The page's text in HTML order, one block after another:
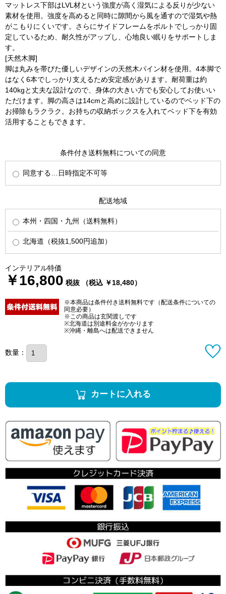
マットレス下部はLVL材という強度が高く湿気による反りが少ない
素材を使用。強度を高めると同時に隙間から風を通すので湿気や熱
がこもりにくいです。さらにサイドフレームをボルトでしっかり固
定しているため、耐久性がアップし、心地良い眠りをサポートしま
す。
[天然木脚]
脚は丸みを帯びた優しいデザインの天然木パイン材を使用。4本脚で
はなく6本でしっかり支えるため安定感があります。耐荷重は約
140kgと丈夫な設計なので、身体の大きい方でも安心してお使いい
ただけます。脚の高さは14cmと高めに設計しているのでベッド下の
お掃除もラクラク。お持ちの収納ボックスを入れてベッド下を有効
活用することもできます。
条件付き送料無料についての同意
同意する…日時指定不可等
配送地域
本州・四国・九州（送料無料）
北海道（税抜1,500円追加）
インテリアル特価
￥16,800 税抜 （税込 ￥18,480）
※本商品は条件付き送料無料です（配送条件についての
同意必要）
※この商品は玄関渡しです
※北海道は別途料金がかかります
※沖縄・離島へは配送できません
数量：
カートに入れる